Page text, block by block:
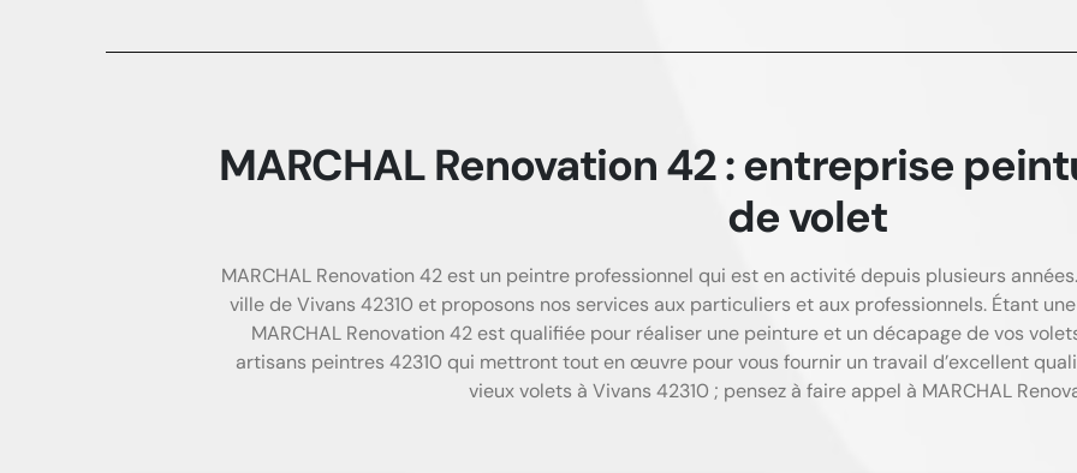
MARCHAL Renovation 42 : entreprise
de volet
MARCHAL Renovation 42 est un peintre professionnel qui est en activité depuis plusieurs
ville de Vivans 42310 et proposons nos services aux particuliers et aux professionnels. Étant
MARCHAL Renovation 42 est qualifiée pour réaliser une peinture et un décapage de vos
artisans peintres 42310 qui mettront tout en œuvre pour vous fournir un travail d’excellent
vieux volets à Vivans 42310 ; pensez à faire appel à MARCHAL